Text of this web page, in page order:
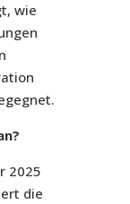
wie
2025
die